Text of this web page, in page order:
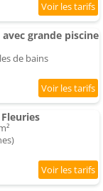
grande piscine
de bains